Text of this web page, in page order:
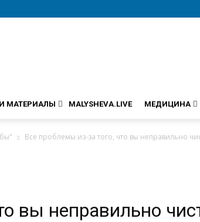
МАТЕРИАЛЫ MALYSHEVA.LIVE МЕДИЦИНА
Все проблемы из-за того, что вы неправильно
вы неправильно